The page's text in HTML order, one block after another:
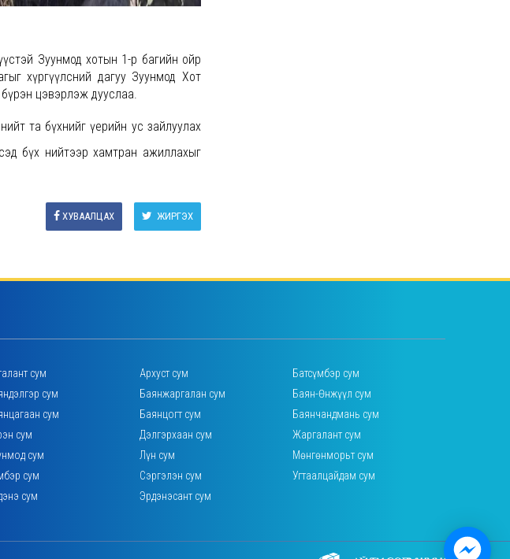
Зуунмод хотын 1-р багийн ойр
хүргүүлсний дагуу Зуунмод Хот
цэвэрлэж дууслаа.
та бүхнийг үерийн ус зайлуулах
бүх нийтээр хамтран ажиллахыг
ЖИРГЭХ
ХУВААЛЦАХ
сум Архуст сум
Батсүмбэр сум
сум Баянжаргалан сум
Баян-Өнжүүл сум
сум Баянцогт сум
Баянчандмань сум
сум Дэлгэрхаан сум
Жаргалант сум
сум Лүн сум
Мөнгөнморьт сум
сум Сэргэлэн сум
Угтаалцайдам сум
сум Эрдэнэсант сум